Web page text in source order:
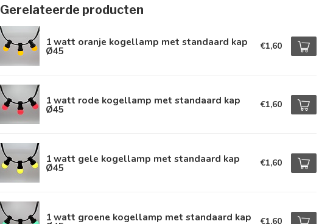
Gerelateerde producten
1 watt oranje kogellamp met standaard kap
Ø45 €1,60
1 watt rode kogellamp met standaard kap
Ø45 €1,60
1 watt gele kogellamp met standaard kap
Ø45 €1,60
1 watt groene kogellamp met standaard kap €1,60